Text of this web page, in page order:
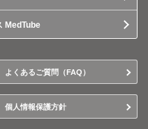
MedTube
よくあるご質問（FAQ）
個人情報保護方針